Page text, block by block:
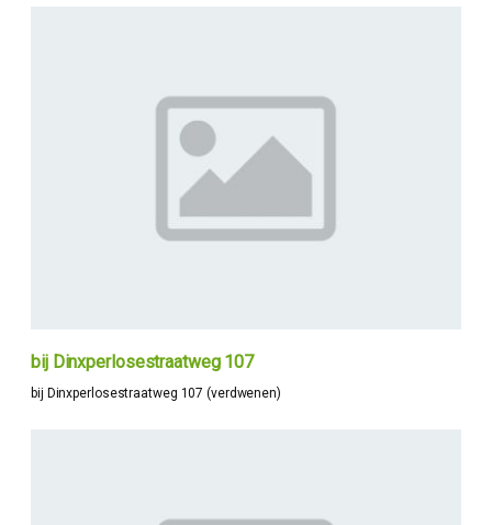
bij Dinxperlosestraatweg 107
bij Dinxperlosestraatweg 107 (verdwenen)